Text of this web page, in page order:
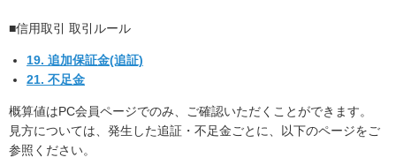
■信用取引 取引ルール
19. 追加保証金(追証)
21. 不足金
概算値はPC会員ページでのみ、ご確認いただくことができます。
見方については、発生した追証・不足金ごとに、以下のページをご
参照ください。